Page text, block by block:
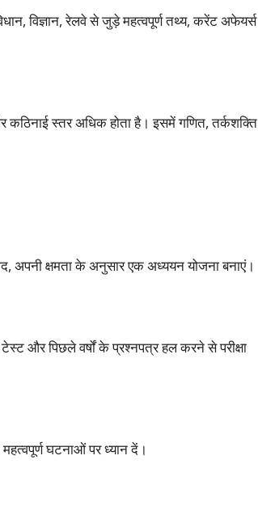
विज्ञान, रेलवे से जुड़े महत्वपूर्ण तथ्य, करेंट अफेयर्स
स्तर अधिक होता है। इसमें गणित, तर्कशक्ति
अपनी क्षमता के अनुसार एक अध्ययन योजना बनाएं।
और पिछले वर्षों के प्रश्नपत्र हल करने से परीक्षा
घटनाओं पर ध्यान दें।